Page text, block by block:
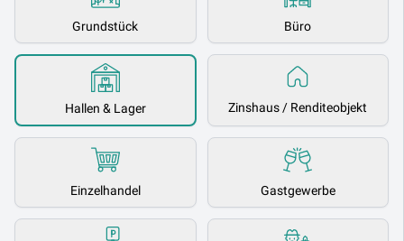
Grundstück Büro
Hallen & Lager Zinshaus / Renditeobjekt
Einzelhandel Gastgewerbe